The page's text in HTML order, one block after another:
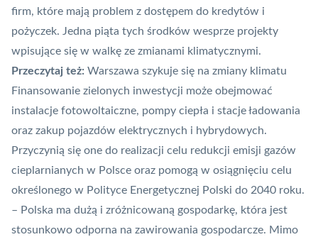
firm, które mają problem z dostępem do kredytów i
pożyczek. Jedna piąta tych środków wesprze projekty
wpisujące się w walkę ze zmianami klimatycznymi.
Przeczytaj też: Warszawa szykuje się na zmiany klimatu
Finansowanie zielonych inwestycji może obejmować
instalacje fotowoltaiczne, pompy ciepła i stacje ładowania
oraz zakup pojazdów elektrycznych i hybrydowych.
Przyczynią się one do realizacji celu redukcji emisji gazów
cieplarnianych w Polsce oraz pomogą w osiągnięciu celu
określonego w Polityce Energetycznej Polski do 2040 roku.
– Polska ma dużą i zróżnicowaną gospodarkę, która jest
stosunkowo odporna na zawirowania gospodarcze. Mimo